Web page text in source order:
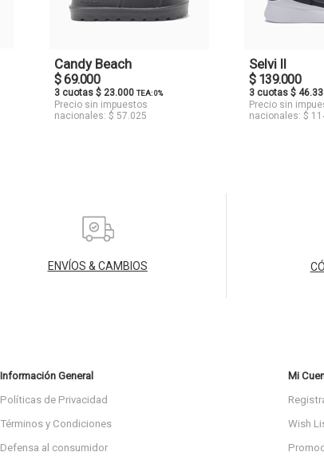
Candy Beach
$ 69.000
3 cuotas $ 23.000TEA: 0%
Precio sin impuestos
nacionales: $ 57.025
Selvi II
$ 139.000
3 cuotas $
Precio sin
nacionales: $
ENVÍOS & CAMBIOS
Información General
Políticas de Privacidad
Términos y Condiciones
Defensa al consumidor
Mi
Wish